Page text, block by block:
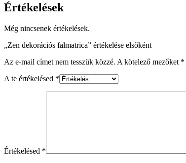
Értékelések
Még nincsenek értékelések.
„Zen dekorációs falmatrica” értékelése elsőként
Az e-mail címet nem tesszük közzé. A kötelező mezőket *
A te értékelésed *
Értékelésed *